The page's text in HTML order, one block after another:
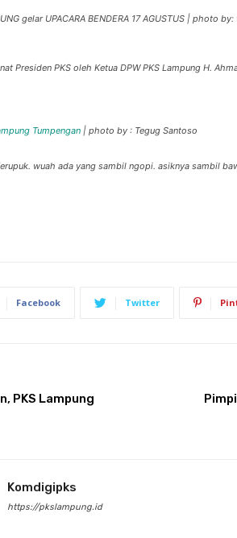
gelar UPACARA BENDERA 17 AGUSTUS | photo
Presiden PKS oleh Ketua DPW PKS Lampung H.
Tumpengan | photo by : Tegug Santoso
wuah ada yang sambil ngopi. asiknya sambil
Facebook Twitter
PKS Lampung
Komdigipks
https://pkslampung.id